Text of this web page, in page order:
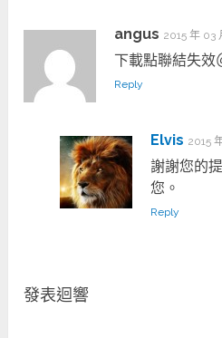
angus 2015 年 03
下載點聯結失效
Reply
Elvis 2015
謝謝您的
您。
Reply
發表迴響